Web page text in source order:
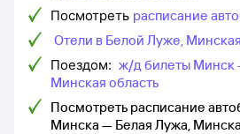
Посмотреть расписание
Отели в Белой Луже,
Поездом: ж/д билеты Минск
Минская область
Посмотреть расписание
Минска — Белая Лужа,